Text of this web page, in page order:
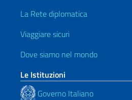
La Rete diplomatica
Viaggiare sicuri
Dove siamo nel mondo
Le Istituzioni
Governo Italiano